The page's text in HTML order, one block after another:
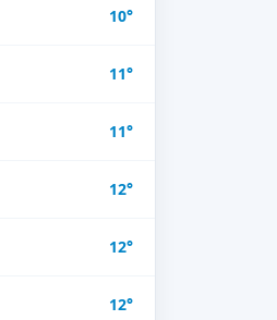
10°
11°
11°
12°
12°
12°